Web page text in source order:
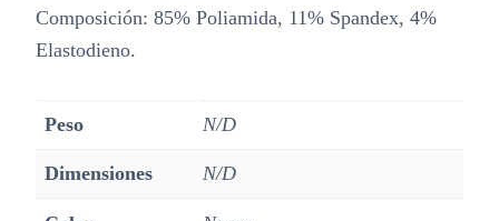
Composición: 85% Poliamida, 11% Spandex, 4%
Elastodieno.
Peso N/D
Dimensiones N/D